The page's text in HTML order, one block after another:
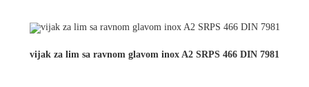
vijak za lim sa ravnom glavom inox A2 SRPS 466 DIN 7981